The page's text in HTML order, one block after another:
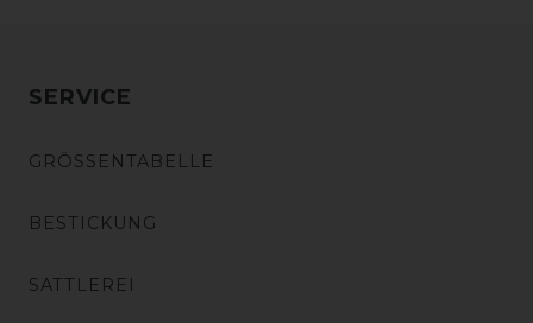
SERVICE
GRÖSSENTABELLE
BESTICKUNG
SATTLEREI